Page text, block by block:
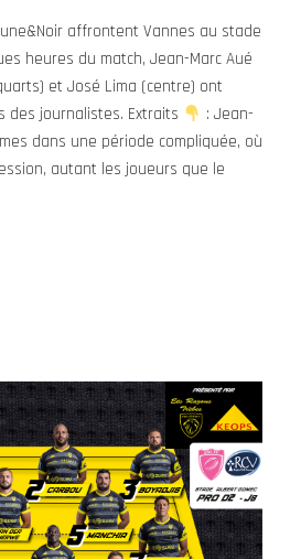
affrontent Vannes au stade
heures du match, Jean-Marc Aué
et José Lima (centre) ont
des journalistes. Extraits
: Jean-
dans une période compliquée, où
autant les joueurs que le